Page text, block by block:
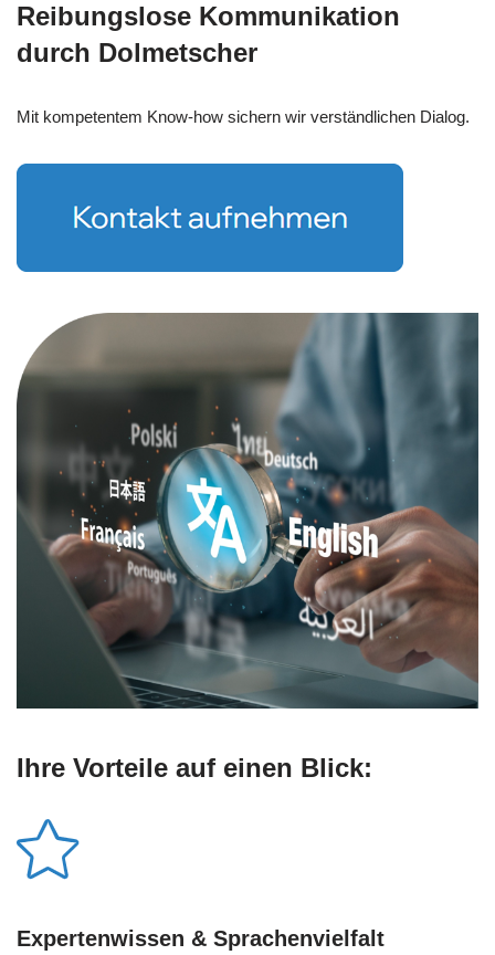
Reibungslose Kommunikation
durch Dolmetscher
Mit kompetentem Know-how sichern wir verständlichen Dialog.
Ihre Vorteile auf einen Blick:
Expertenwissen & Sprachenvielfalt